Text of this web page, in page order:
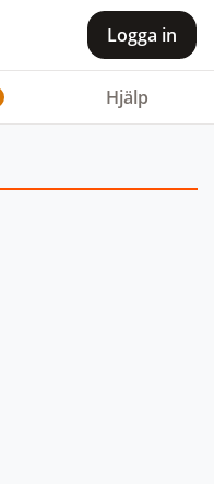
Logga in
Hjälp